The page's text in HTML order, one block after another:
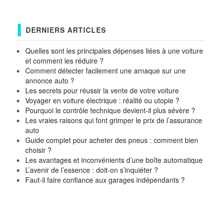
DERNIERS ARTICLES
Quelles sont les principales dépenses liées à une voiture
et comment les réduire ?
Comment détecter facilement une arnaque sur une
annonce auto ?
Les secrets pour réussir la vente de votre voiture
Voyager en voiture électrique : réalité ou utopie ?
Pourquoi le contrôle technique devient-il plus sévère ?
Les vraies raisons qui font grimper le prix de l’assurance
auto
Guide complet pour acheter des pneus : comment bien
choisir ?
Les avantages et inconvénients d’une boîte automatique
L’avenir de l’essence : doit-on s’inquiéter ?
Faut-il faire confiance aux garages indépendants ?